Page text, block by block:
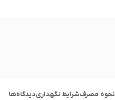
نحوه مصرفشرایط نگهداریدیدگاه‌ها